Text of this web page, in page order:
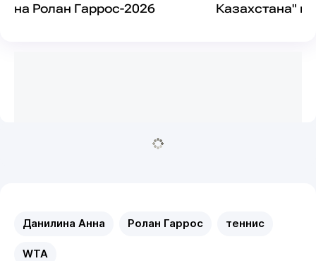
на Ролан Гаррос-2026
Казахстана"
Данилина Анна Ролан Гаррос теннис
WTA